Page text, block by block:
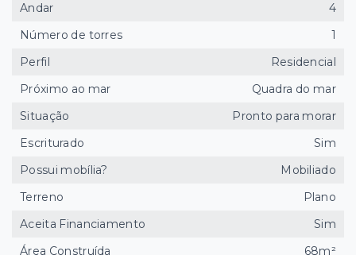
Andar
4
Número de torres
1
Perfil
Residencial
Próximo ao mar
Quadra do mar
Situação
Pronto para morar
Escriturado
Sim
Possui mobília?
Mobiliado
Terreno
Plano
Aceita Financiamento
Sim
Área Construída
68m²